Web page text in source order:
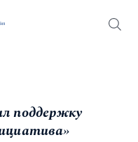
поддержку